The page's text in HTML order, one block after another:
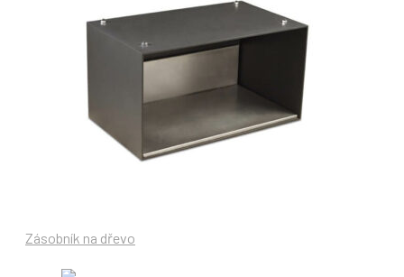
Zásobník na dřevo